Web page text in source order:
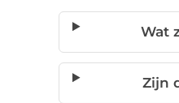
Wat
Zijn